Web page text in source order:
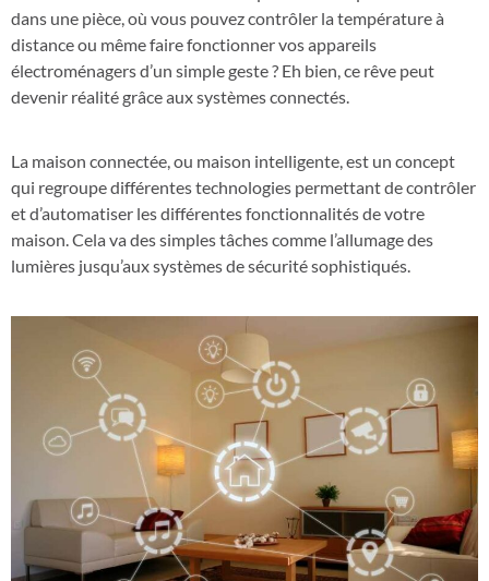
dans une pièce, où vous pouvez contrôler la température à
distance ou même faire fonctionner vos appareils
électroménagers d’un simple geste ? Eh bien, ce rêve peut
devenir réalité grâce aux systèmes connectés.
La maison connectée, ou maison intelligente, est un concept
qui regroupe différentes technologies permettant de contrôler
et d’automatiser les différentes fonctionnalités de votre
maison. Cela va des simples tâches comme l’allumage des
lumières jusqu’aux systèmes de sécurité sophistiqués.